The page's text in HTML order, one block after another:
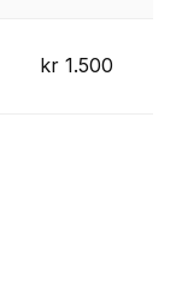
kr 1.500